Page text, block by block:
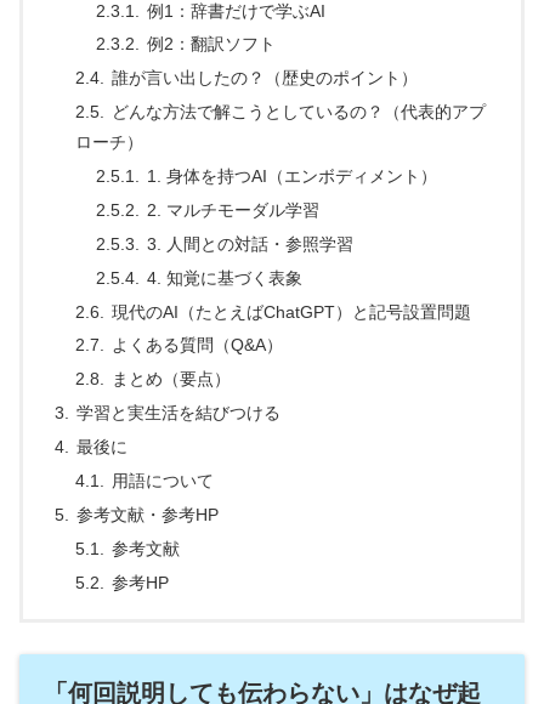
例1：辞書だけで学ぶAI
例2：翻訳ソフト
誰が言い出したの？（歴史のポイント）
どんな方法で解こうとしているの？（代表的アプ
ローチ）
1. 身体を持つAI（エンボディメント）
2. マルチモーダル学習
3. 人間との対話・参照学習
4. 知覚に基づく表象
現代のAI（たとえばChatGPT）と記号設置問題
よくある質問（Q&A）
まとめ（要点）
学習と実生活を結びつける
最後に
用語について
参考文献・参考HP
参考文献
参考HP
「何回説明しても伝わらない」はなぜ起